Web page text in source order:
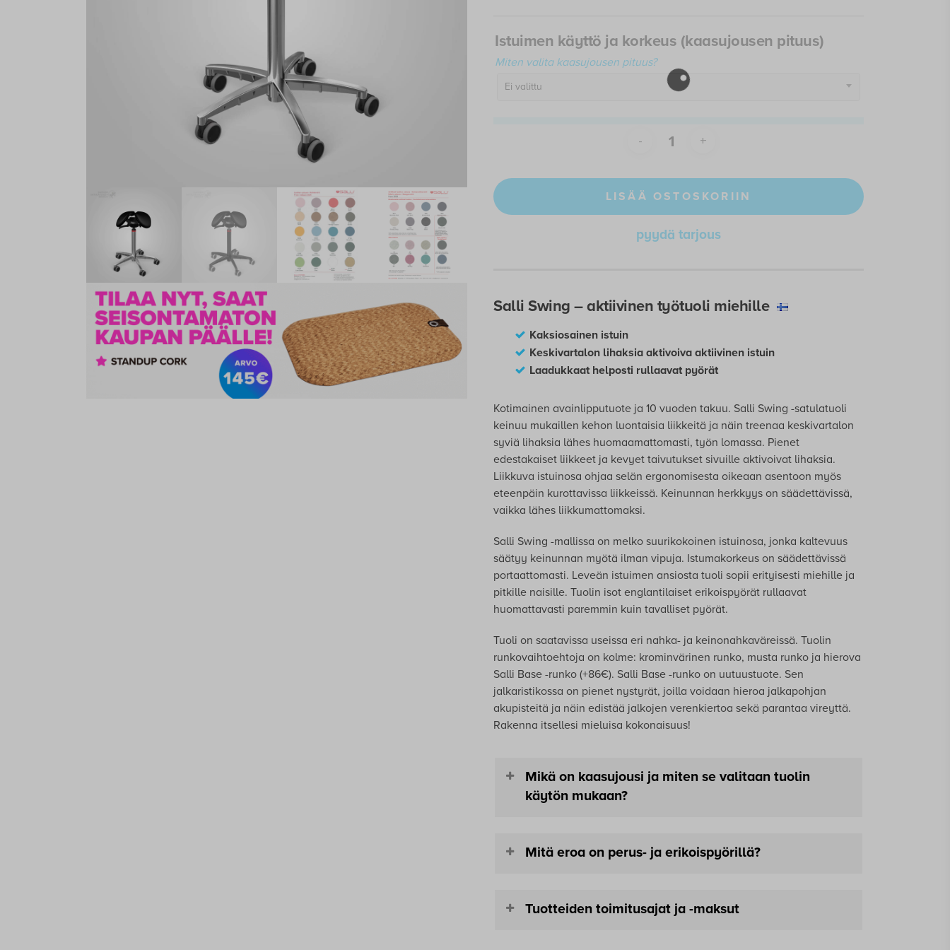
Istuimen käyttö ja korkeus (kaasujousen pituus)
Miten valita kaasujousen pituus?
Ei valittu
LISÄÄ OSTOSKORIIN
pyydä tarjous
Salli Swing – aktiivinen työtuoli miehille
Kaksiosainen istuin
Keskivartalon lihaksia aktivoiva aktiivinen istuin
Laadukkaat helposti rullaavat pyörät
Kotimainen avainlipputuote ja 10 vuoden takuu. Salli Swing -satulatuoli
keinuu mukaillen kehon luontaisia liikkeitä ja näin treenaa keskivartalon
syviä lihaksia lähes huomaamattomasti, työn lomassa. Pienet
edestakaiset liikkeet ja kevyet taivutukset sivuille aktivoivat lihaksia.
Liikkuva istuinosa ohjaa selän ergonomisesta oikeaan asentoon myös
eteenpäin kurottavissa liikkeissä. Keinunnan herkkyys on säädettävissä,
vaikka lähes liikkumattomaksi.
Salli Swing -mallissa on melko suurikokoinen istuinosa, jonka kaltevuus
säätyy keinunnan myötä ilman vipuja. Istumakorkeus on säädettävissä
portaattomasti. Leveän istuimen ansiosta tuoli sopii erityisesti miehille ja
pitkille naisille. Tuolin isot englantilaiset erikoispyörät rullaavat
huomattavasti paremmin kuin tavalliset pyörät.
Tuoli on saatavissa useissa eri nahka- ja keinonahkaväreissä. Tuolin
runkovaihtoehtoja on kolme: krominvärinen runko, musta runko ja hierova
Salli Base -runko (+86€). Salli Base -runko on uutuustuote. Sen
jalkaristikossa on pienet nystyrät, joilla voidaan hieroa jalkapohjan
akupisteitä ja näin edistää jalkojen verenkiertoa sekä parantaa vireyttä.
Rakenna itsellesi mieluisa kokonaisuus!
Mikä on kaasujousi ja miten se valitaan tuolin
käytön mukaan?
valittavissa S, M tai tai L -mittainen kaasujousi, joka sisältyy tuolin
vaikuttavat siihen, kuinka pitkä kaasujousi tuoliin tulee valita.
Oletuksena satulatuoleissa on aina keskipitkä (M) kaasujousi, joka
Mitä eroa on perus- ja erikoispyörillä?
tuotteen teknisistä tiedoista.
Tuotteiden toimitusajat ja -maksut